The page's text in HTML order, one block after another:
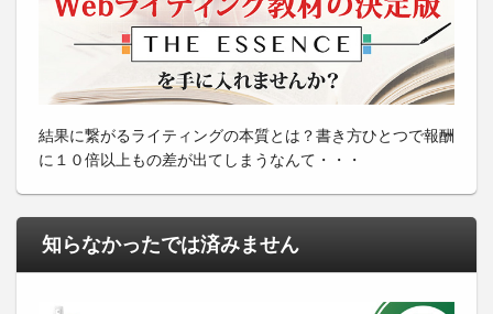
結果に繋がるライティングの本質とは？書き方ひとつで報酬
に１０倍以上もの差が出てしまうなんて・・・
知らなかったでは済みません